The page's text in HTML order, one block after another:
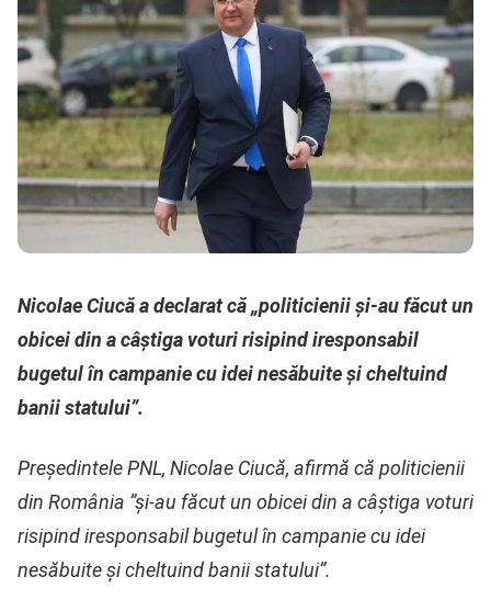
Nicolae Ciucă a declarat că „politicienii şi-au făcut un
obicei din a câştiga voturi risipind iresponsabil
bugetul în campanie cu idei nesăbuite şi cheltuind
banii statului”.
Preşedintele PNL, Nicolae Ciucă, afirmă că politicienii
din România ”şi-au făcut un obicei din a câştiga voturi
risipind iresponsabil bugetul în campanie cu idei
nesăbuite şi cheltuind banii statului”.